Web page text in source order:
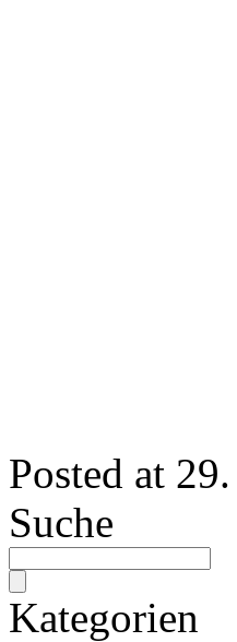
Posted at
Suche
Kategorien